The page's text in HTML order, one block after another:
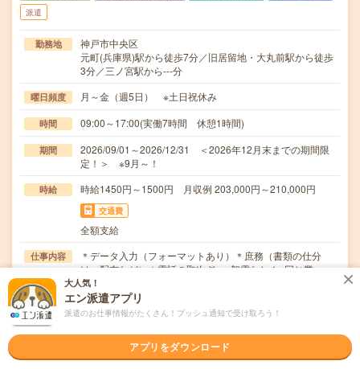
派遣
勤務地
神戸市中央区
元町(兵庫県)駅から徒歩7分／旧居留地・大丸前駅から徒歩
3分／三ノ宮駅から---分
曜日頻度 月～金（週5日） ※土日祝休み
時間 09:00～17:00(実働7時間 休憩1時間)
期間
2026/09/01～2026/12/31 ＜2026年12月末までの期間限
定！＞ ※9月～！
時給 時給1450円～1500円 月収例 203,000円～210,000円
交通費
全額支給
仕事内容
＊データ入力（フォーマットあり）＊庶務（書類の仕分
け・配布など）＊電話の取次ぎ ※架電なし！※同じ業…
応募資格
職種未経験OK / ブランクOK / 英語力不要
＊未経験の方歓迎＊未経験の方でも安心スタート！・登録
時、キャリアを一緒に考える面談（電話面談の場合）…
大人気！
エン派遣アプリ
派遣のお仕事情報がたくさん！プッシュ通知で受け取ろう！
アプリをダウンロード